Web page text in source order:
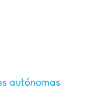
autónomas